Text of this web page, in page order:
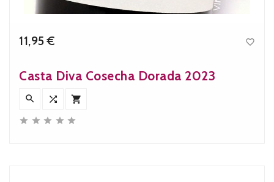
11,95 € 
Casta Diva Cosecha Dorada 2023
  
    